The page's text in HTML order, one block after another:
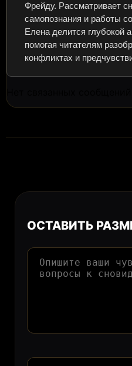
Фрейду. Рассматривает
самопознания и работы
Елена делится глубокой
помогая читателям
конфликтах и
ОСТАВИТЬ